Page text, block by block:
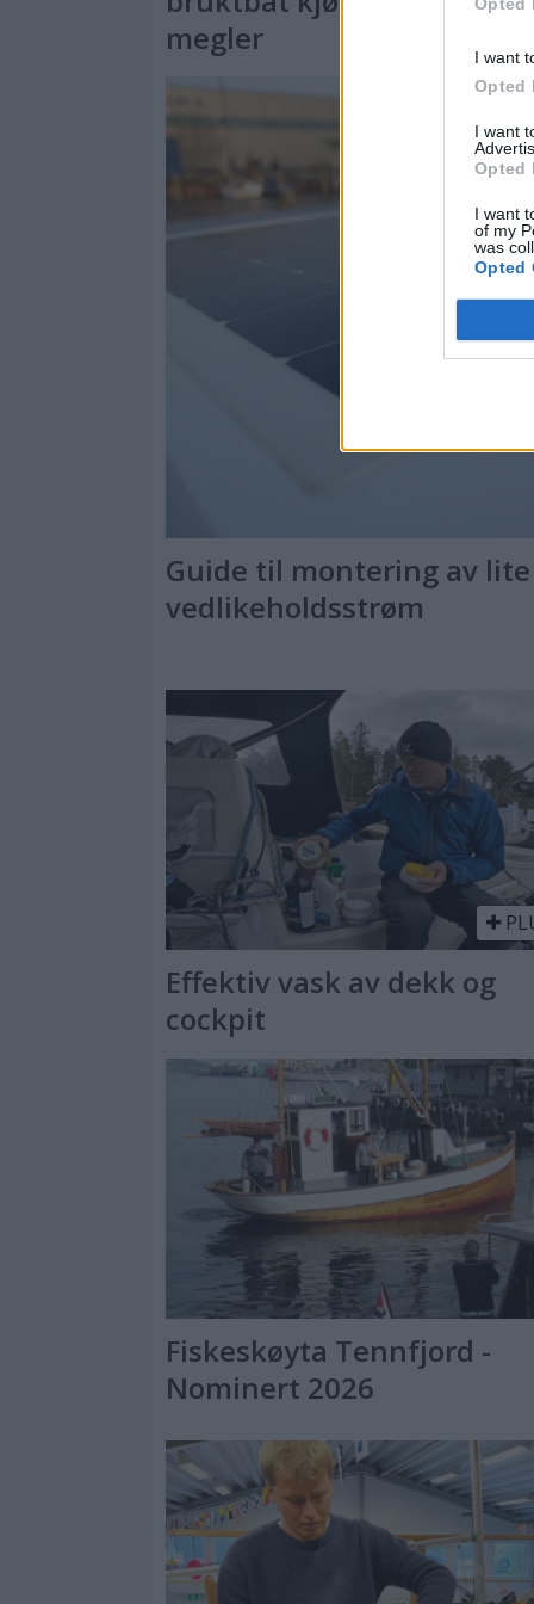
I want
Opted
I want
Opted
I want
of my
was
Opted
megler
Guide til montering av
vedlikeholdsstrøm
Effektiv vask av dekk og
cockpit
Fiskeskøyta Tennfjord -
Nominert 2026